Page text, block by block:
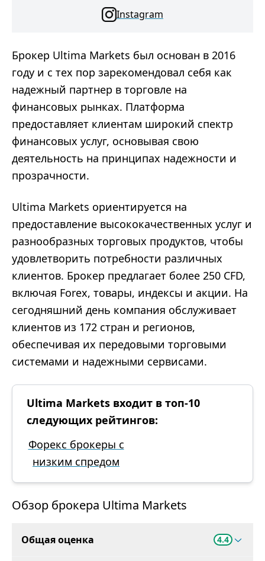
Instagram
Брокер Ultima Markets был основан в 2016
году и с тех пор зарекомендовал себя как
надежный партнер в торговле на
финансовых рынках. Платформа
предоставляет клиентам широкий спектр
финансовых услуг, основывая свою
деятельность на принципах надежности и
прозрачности.
Ultima Markets ориентируется на
предоставление высококачественных услуг и
разнообразных торговых продуктов, чтобы
удовлетворить потребности различных
клиентов. Брокер предлагает более 250 CFD,
включая Forex, товары, индексы и акции. На
сегодняшний день компания обслуживает
клиентов из 172 стран и регионов,
обеспечивая их передовыми торговыми
системами и надежными сервисами.
Ultima Markets входит в топ-10
следующих рейтингов:
Форекс брокеры с
низким спредом
Обзор брокера Ultima Markets
Общая оценка 4.4